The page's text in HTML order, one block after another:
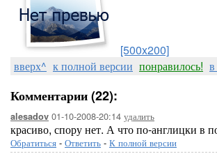
[500x200]
вверх^ к полной версии понравилось!
Комментарии (22):
alesadov 01-10-2008-20:14 удалить
красиво, спору нет. А что по-англицки в
Обратиться - Ответить - К полной версии